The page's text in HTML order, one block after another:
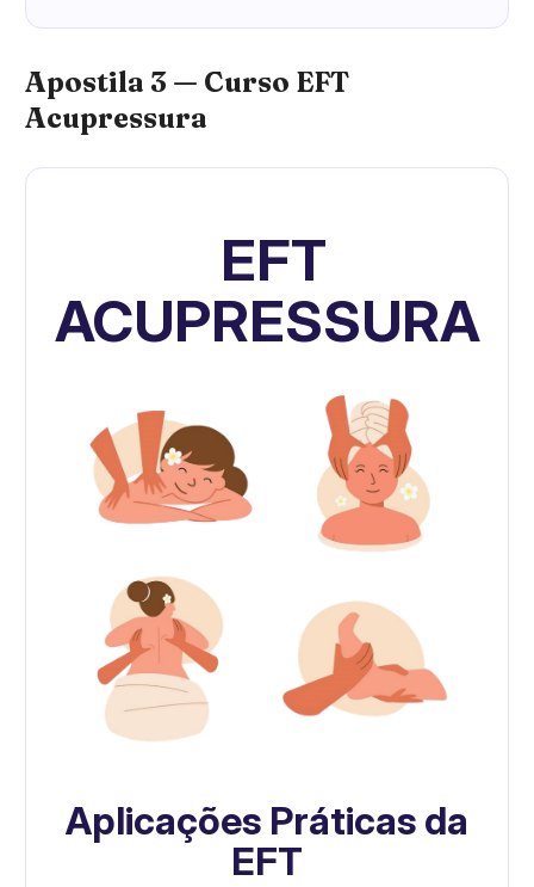
Apostila 3 — Curso EFT
Acupressura
EFT
ACUPRESSURA
Aplicações Práticas da
EFT